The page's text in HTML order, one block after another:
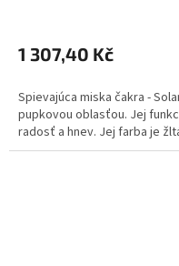
1 307,40 Kč
Spievajúca miska čakra -
pupkovou oblasťou. Jej
radosť a hnev. Jej farba je